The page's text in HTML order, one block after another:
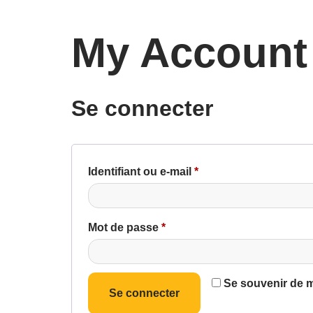
My Account
Se connecter
Identifiant ou e-mail *
Mot de passe *
Se souvenir de
Se connecter